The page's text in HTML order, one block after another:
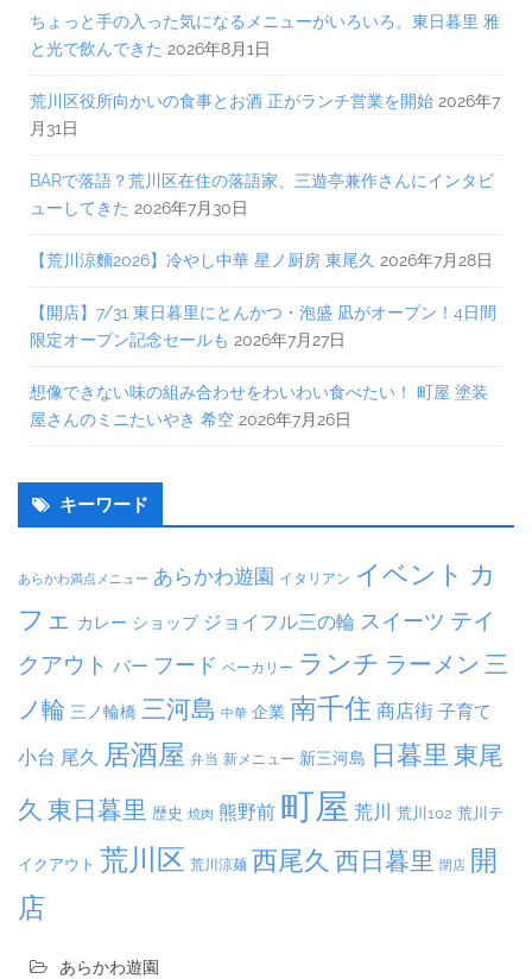
ちょっと手の入った気になるメニューがいろいろ。東日暮里 雅
と光で飲んできた 2026年8月1日
荒川区役所向かいの食事とお酒 正がランチ営業を開始 2026年7
月31日
BARで落語？荒川区在住の落語家、三遊亭兼作さんにインタビ
ューしてきた 2026年7月30日
【荒川涼麵2026】冷やし中華 星ノ厨房 東尾久 2026年7月28日
【開店】7/31 東日暮里にとんかつ・泡盛 凪がオープン！4日間
限定オープン記念セールも 2026年7月27日
想像できない味の組み合わせをわいわい食べたい！ 町屋 塗装
屋さんのミニたいやき 希空 2026年7月26日
キーワード
あらかわ満点メニュー あらかわ遊園 イタリアン イベント カ
フェ カレー ショップ ジョイフル三の輪 スイーツ テイ
クアウト バー フード ベーカリー ランチ ラーメン 三
ノ輪 三ノ輪橋 三河島 中華 企業 南千住 商店街 子育て
小台 尾久 居酒屋 弁当 新メニュー 新三河島 日暮里 東尾
久 東日暮里 歴史 焼肉 熊野前 町屋 荒川 荒川102 荒川テ
イクアウト 荒川区 荒川涼麺 西尾久 西日暮里 閉店 開
店
あらかわ遊園